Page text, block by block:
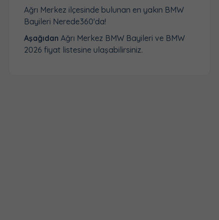
Ağrı Merkez ilçesinde bulunan en yakın BMW
Bayileri Nerede360'da!
Aşağıdan Ağrı Merkez BMW Bayileri ve BMW
2026 fiyat listesine ulaşabilirsiniz.